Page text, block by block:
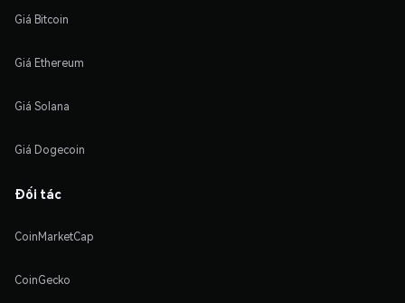
Giá Bitcoin
Giá Ethereum
Giá Solana
Giá Dogecoin
Đối tác
CoinMarketCap
CoinGecko